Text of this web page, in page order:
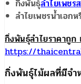
กิ่งพันธุ์ลำไยเพชร
ลำไยเพชรน้ำเอก
กิ่งพันธุ์ลำไยราคาถูก
https://
กิ่งพันธุ์ไม้ผลที่มีจำ